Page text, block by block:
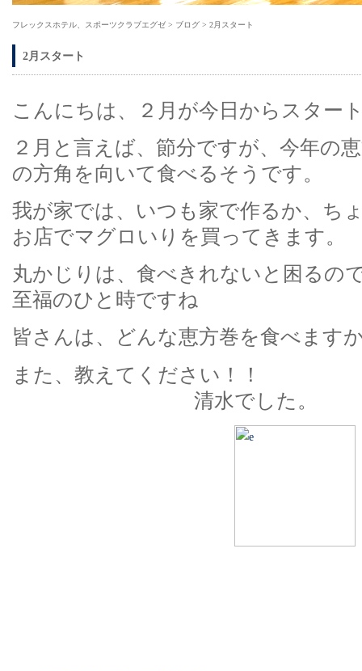
フレックスホテル、スポーツクラブエグゼ > ブログ > 2月スタート
2月スタート
こんにちは、２月が今日からスター
２月と言えば、節分ですが、今年の
の方角を向いて食べるそうです。
我が家では、いつも家で作るか、ち
お店でマグロいりを買ってきます。
丸かじりは、食べきれないと困るの
至福のひと時ですね
皆さんは、どんな恵方巻を食べます
また、教えてく
清水でした。